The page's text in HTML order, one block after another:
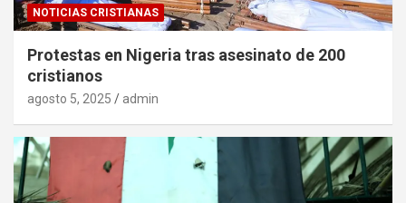
NOTICIAS CRISTIANAS
Protestas en Nigeria tras asesinato de 200
cristianos
agosto 5, 2025 admin